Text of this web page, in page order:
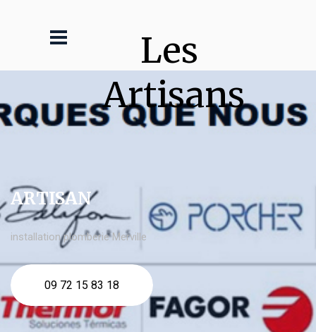
Les
Artisans
ARTISAN
installation plomberie Merville
09 72 15 83 18